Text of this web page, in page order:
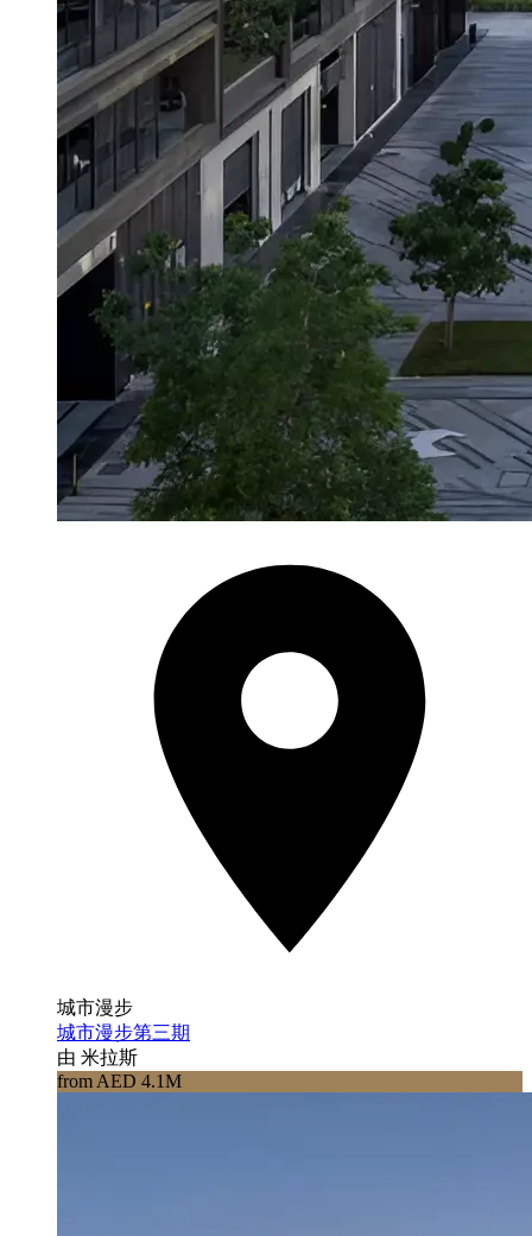
城市漫步
城市漫步第三期
由 米拉斯
from AED 4.1M